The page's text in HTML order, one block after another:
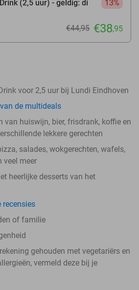
(2,5 uur) - geldig: di
13%
€44,95 €38,95
voor 2,5 uur bij Lundi Eindhoven
de multideals
van huiswijn, bier, frisdrank, koffie en
lekkere gerechten
salades, wokgerechten, wafels,
veel meer
heerlijke desserts van het
recensies
of familie
gehouden met vegetariërs en
vermeld deze bij je